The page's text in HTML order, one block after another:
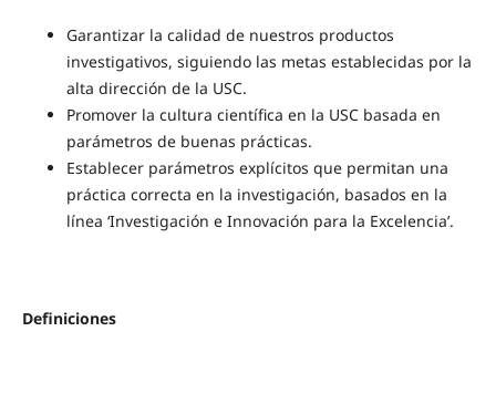
Garantizar la calidad de nuestros productos
investigativos, siguiendo las metas establecidas por la
alta dirección de la USC.
Promover la cultura científica en la USC basada en
parámetros de buenas prácticas.
Establecer parámetros explícitos que permitan una
práctica correcta en la investigación, basados en la
línea ‘Investigación e Innovación para la Excelencia’.
Definiciones